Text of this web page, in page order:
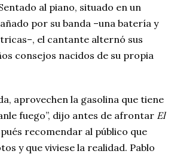
al piano, situado en un
por su banda –una batería y
el cantante alternó sus
consejos nacidos de su propia
aprovechen la gasolina que tiene
fuego”, dijo antes de afrontar El
recomendar al público que
y que viviese la realidad. Pablo